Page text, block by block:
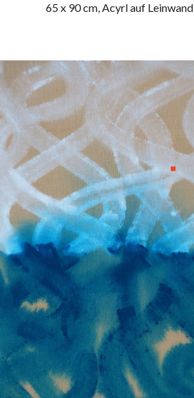
65 x 90 cm, Acyrl auf Leinwand